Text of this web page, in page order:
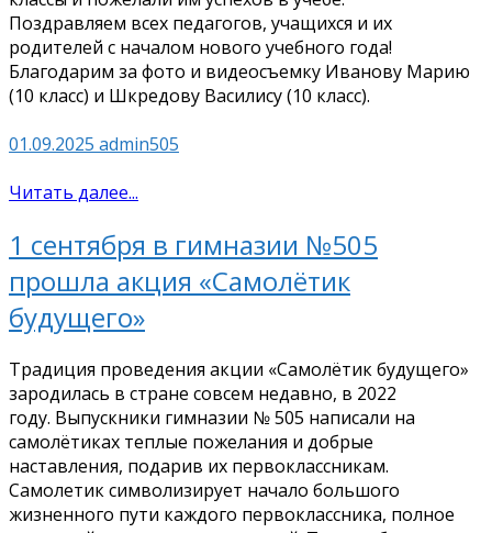
Поздравляем всех педагогов, учащихся и их
родителей с началом нового учебного года!
Благодарим за фото и видеосъемку Иванову Марию
(10 класс) и Шкредову Василису (10 класс).
01.09.2025 admin505
Читать далее...
1 сентября в гимназии №505
прошла акция «Самолётик
будущего»
Традиция проведения акции «Самолётик будущего»
зародилась в стране совсем недавно, в 2022
году. Выпускники гимназии № 505 написали на
самолётиках теплые пожелания и добрые
наставления, подарив их первоклассникам.
Самолетик символизирует начало большого
жизненного пути каждого первоклассника, полное